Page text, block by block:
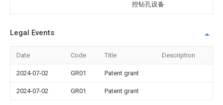
控钻孔设备
Legal Events
Date Code Title Description
2024-07-02 GR01 Patent grant
2024-07-02 GR01 Patent grant